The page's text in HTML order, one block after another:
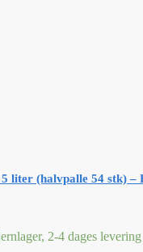
5 liter (halvpalle 54 stk) –
2-4 dages levering